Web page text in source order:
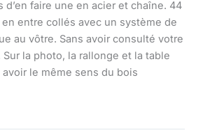
d’en faire une en acier et chaîne. 44
en entre collés avec un système de
au vôtre. Sans avoir consulté votre
la photo, la rallonge et la table
le même sens du bois